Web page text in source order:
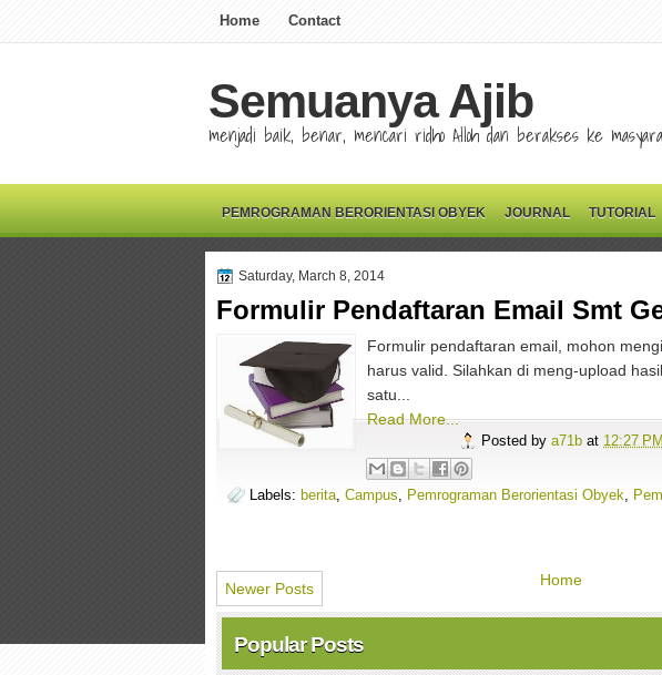
Home Contact
Semuanya Ajib
menjadi baik, benar, mencari ridho Alloh dan berakses ke
PEMROGRAMAN BERORIENTASI OBYEK JOURNAL TUTORIAL
Saturday, March 8, 2014
Formulir Pendaftaran Email Smt
Formulir pendaftaran email, mohon
harus valid. Silahkan di meng-upload
satu...
Read More...
Posted by a71b at 12:27 PM
Labels: berita, Campus, Pemrograman Berorientasi Obyek,
Newer Posts Home
Popular Posts